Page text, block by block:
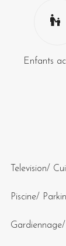
Enfants
Television/
Piscine/
Gardiennage/